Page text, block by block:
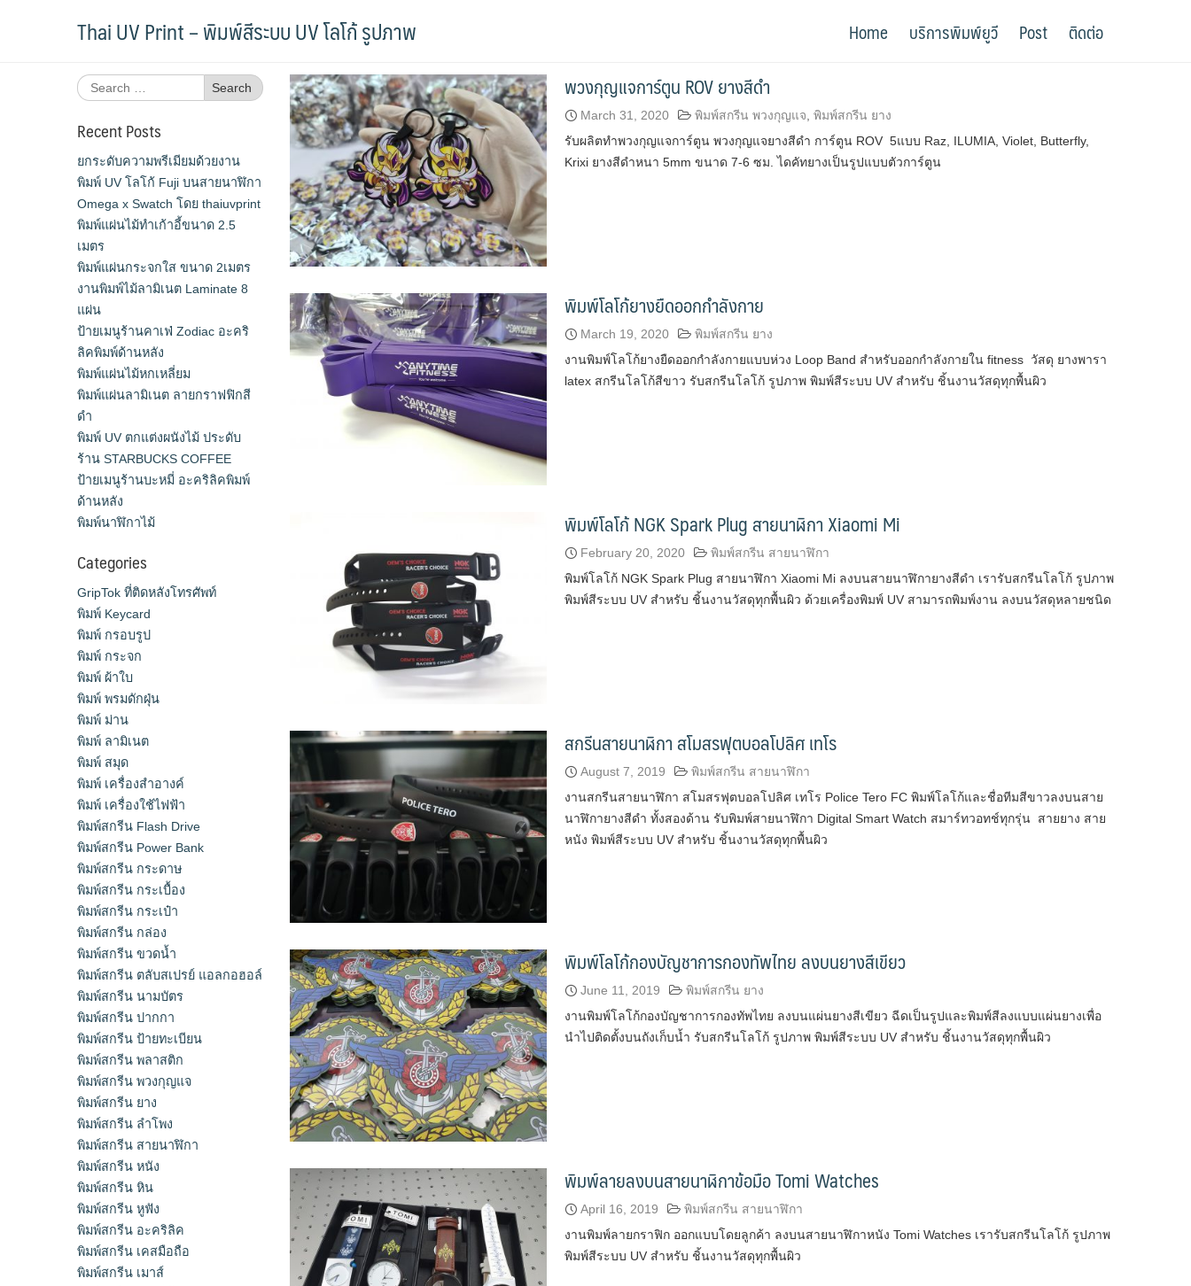
Thai UV Print – พิมพ์สีระบบ UV โลโก้ รูปภาพ Home บริการพิมพ์ยูวี Post ติดต่อ
Tag:สกรีนยาง
พวงกุญแจการ์ตูน ROV ยางสีดำ
March 31, 2020 พิมพ์สกรีน พวงกุญแจ พิมพ์สกรีน ยาง
รับผลิตทำพวงกุญแจการ์ตูน พวงกุญแจยางสีดำ การ์ตูน ROV 5แบบ Raz, ILUMIA, Violet, Butterfly,
Krixi ยางสีดำหนา 5mm ขนาด 7-6 ซม. ไดคัทยางเป็นรูปแบบตัวการ์ตูน
พิมพ์โลโก้ยางยืดออกกำลังกาย
March 19, 2020
พิมพ์สกรีน ยาง
งานพิมพ์โลโก้ยางยืดออกกำลังกายแบบห่วง Loop Band สำหรับออกกำลังกายใน fitness วัสดุ ยางพารา
latex สกรีนโลโก้สีขาว รับสกรีนโลโก้ รูปภาพ พิมพ์สีระบบ UV สำหรับ ชิ้นงานวัสดุทุกพื้นผิว
พิมพ์โลโก้ NGK Spark Plug สายนาฬิกา Xiaomi Mi
February 20, 2020
พิมพ์สกรีน สายนาฬิกา
พิมพ์โลโก้ NGK Spark Plug สายนาฬิกา Xiaomi Mi ลงบนสายนาฬิกายางสีดำ เรารับสกรีนโลโก้ รูปภาพ
พิมพ์สีระบบ UV สำหรับ ชิ้นงานวัสดุทุกพื้นผิว ด้วยเครื่องพิมพ์ UV สามารถพิมพ์งาน ลงบนวัสดุหลายชนิด
สกรีนสายนาฬิกา สโมสรฟุตบอลโปลิศ เทโร
August 7, 2019
พิมพ์สกรีน สายนาฬิกา
งานสกรีนสายนาฬิกา สโมสรฟุตบอลโปลิศ เทโร Police Tero FC พิมพ์โลโก้และชื่อทีมสีขาวลงบนสาย
นาฬิกายางสีดำ ทั้งสองด้าน รับพิมพ์สายนาฬิกา Digital Smart Watch สมาร์ทวอทช์ทุกรุ่น สายยาง สาย
หนัง พิมพ์สีระบบ UV สำหรับ ชิ้นงานวัสดุทุกพื้นผิว
พิมพ์โลโก้กองบัญชาการกองทัพไทย ลงบนยางสีเขียว
June 11, 2019
พิมพ์สกรีน ยาง
งานพิมพ์โลโก้กองบัญชาการกองทัพไทย ลงบนแผ่นยางสีเขียว ฉีดเป็นรูปและพิมพ์สีลงแบบแผ่นยางเพื่อ
นำไปติดตั้งบนถังเก็บน้ำ รับสกรีนโลโก้ รูปภาพ พิมพ์สีระบบ UV สำหรับ ชิ้นงานวัสดุทุกพื้นผิว
พิมพ์ลายลงบนสายนาฬิกาข้อมือ Tomi Watches
April 16, 2019
พิมพ์สกรีน สายนาฬิกา
งานพิมพ์ลายกราฟิก ออกแบบโดยลูกค้า ลงบนสายนาฬิกาหนัง Tomi Watches เรารับสกรีนโลโก้ รูปภาพ
พิมพ์สีระบบ UV สำหรับ ชิ้นงานวัสดุทุกพื้นผิว
Search
for:
Recent Posts
ยกระดับความพรีเมียมด้วยงาน
พิมพ์ UV โลโก้ Fuji บนสายนาฬิกา
Omega x Swatch โดย thaiuvprint
พิมพ์แผ่นไม้ทำเก้าอี้ขนาด 2.5
เมตร
พิมพ์แผ่นกระจกใส ขนาด 2เมตร
งานพิมพ์ไม้ลามิเนต Laminate 8
แผ่น
ป้ายเมนูร้านคาเฟ่ Zodiac อะคริ
ลิคพิมพ์ด้านหลัง
พิมพ์แผ่นไม้หกเหลี่ยม
พิมพ์แผ่นลามิเนต ลายกราฟฟิกสี
ดำ
พิมพ์ UV ตกแต่งผนังไม้ ประดับ
ร้าน STARBUCKS COFFEE
ป้ายเมนูร้านบะหมี่ อะคริลิคพิมพ์
ด้านหลัง
พิมพ์นาฬิกาไม้
Categories
GripTok ที่ติดหลังโทรศัพท์
พิมพ์ Keycard
พิมพ์ กรอบรูป
พิมพ์ กระจก
พิมพ์ ผ้าใบ
พิมพ์ พรมดักฝุ่น
พิมพ์ ม่าน
พิมพ์ ลามิเนต
พิมพ์ สมุด
พิมพ์ เครื่องสําอางค์
พิมพ์ เครื่องใช้ไฟฟ้า
พิมพ์สกรีน Flash Drive
พิมพ์สกรีน Power Bank
พิมพ์สกรีน กระดาษ
พิมพ์สกรีน กระเบื้อง
พิมพ์สกรีน กระเป๋า
พิมพ์สกรีน กล่อง
พิมพ์สกรีน ขวดน้ำ
พิมพ์สกรีน ตลับสเปรย์ แอลกอฮอล์
พิมพ์สกรีน นามบัตร
พิมพ์สกรีน ปากกา
พิมพ์สกรีน ป้ายทะเบียน
พิมพ์สกรีน พลาสติก
พิมพ์สกรีน พวงกุญแจ
พิมพ์สกรีน ยาง
พิมพ์สกรีน ลำโพง
พิมพ์สกรีน สายนาฬิกา
พิมพ์สกรีน หนัง
พิมพ์สกรีน หิน
พิมพ์สกรีน หูฟัง
พิมพ์สกรีน อะคริลิค
พิมพ์สกรีน เคสมือถือ
พิมพ์สกรีน เมาส์